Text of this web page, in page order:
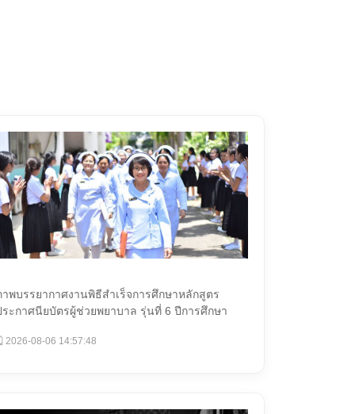
พบรรยากาศงานพิธีสำเร็จการศึกษาหลักสูตร
ระกาศนียบัตรผู้ช่วยพยาบาล รุ่นที่ 6 ปีการศึกษา
2026-08-06 14:57:48